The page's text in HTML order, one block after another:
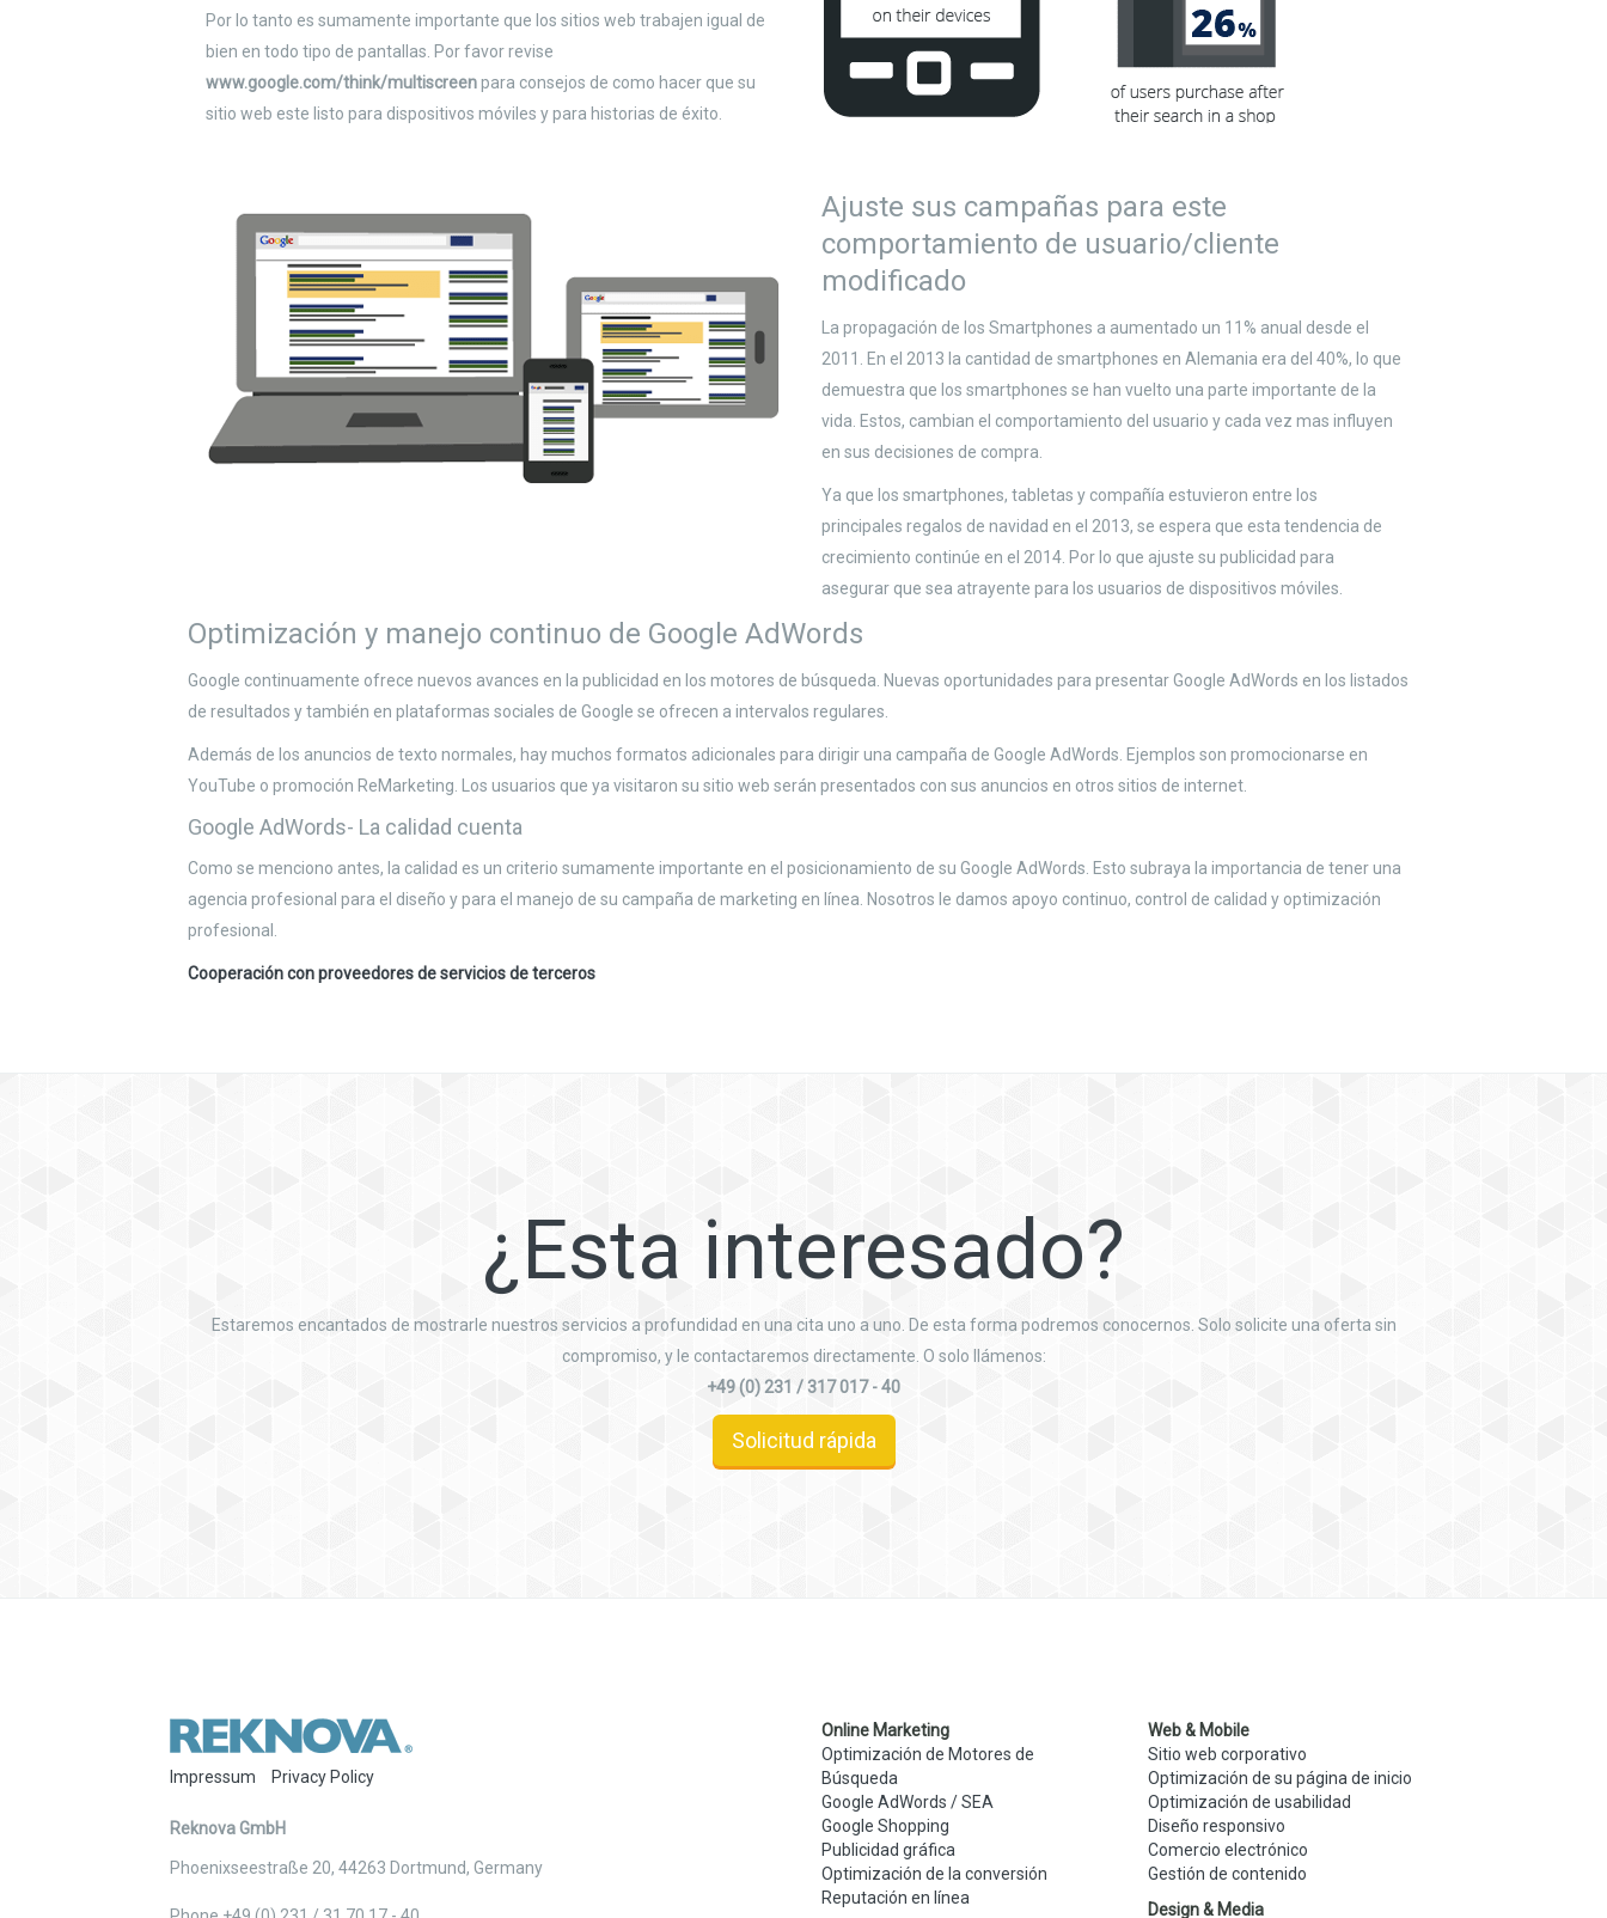
Por lo tanto es sumamente importante que los sitios web trabajen igual de
bien en todo tipo de pantallas. Por favor revise
www.google.com/think/multiscreenpara consejos de como hacer que su
sitio web este listo para dispositivos móviles y para historias de éxito.
Ajuste sus campañas para este
comportamiento de usuario/cliente
modificado
La propagación de los Smartphones a aumentado un 11% anual desde el
2011. En el 2013 la cantidad de smartphones en Alemania era del 40%, lo que
demuestra que los smartphones se han vuelto una parte importante de la
vida. Estos, cambian el comportamiento del usuario y cada vez mas influyen
en sus decisiones de compra.
Ya que los smartphones, tabletas y compañía estuvieron entre los
principales regalos de navidad en el 2013, se espera que esta tendencia de
crecimiento continúe en el 2014. Por lo que ajuste su publicidad para
asegurar que sea atrayente para los usuarios de dispositivos móviles.
Optimización y manejo continuo de Google AdWords
Google continuamente ofrece nuevos avances en la publicidad en los motores de búsqueda. Nuevas oportunidades para presentar Google AdWords en los listados
de resultados y también en plataformas sociales de Google se ofrecen a intervalos regulares.
Además de los anuncios de texto normales, hay muchos formatos adicionales para dirigir una campaña de Google AdWords. Ejemplos son promocionarse en
YouTube o promoción ReMarketing. Los usuarios que ya visitaron su sitio web serán presentados con sus anuncios en otros sitios de internet.
Google AdWords- La calidad cuenta
Como se menciono antes, la calidad es un criterio sumamente importante en el posicionamiento de su Google AdWords. Esto subraya la importancia de tener una
agencia profesional para el diseño y para el manejo de su campaña de marketing en línea. Nosotros le damos apoyo continuo, control de calidad y optimización
profesional.
Cooperación con proveedores de servicios de terceros
¿Esta interesado?
Estaremos encantados de mostrarle nuestros servicios a profundidad en una cita uno a uno. De esta forma podremos conocernos. Solo solicite una oferta sin
compromiso, y le contactaremos directamente. O solo llámenos:
+49 (0) 231 / 317 017 - 40
Solicitud rápida
Impressum Privacy Policy
Reknova GmbH
Phoenixseestraße 20, 44263 Dortmund, Germany
Online Marketing
Optimización de Motores de
Búsqueda
Google AdWords / SEA
Google Shopping
Publicidad gráfica
Optimización de la conversión
Reputación en línea
Web & Mobile
Sitio web corporativo
Optimización de su página de inicio
Optimización de usabilidad
Diseño responsivo
Comercio electrónico
Gestión de contenido
Design & Media